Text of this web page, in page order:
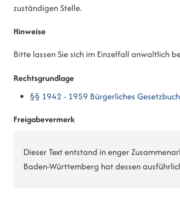
zuständigen Stelle.
Hinweise
Bitte lassen Sie sich im Einzelfall anwaltlich
Rechtsgrundlage
§§ 1942 - 1959 Bürgerliches
Freigabevermerk
Dieser Text entstand in enger
Baden-Württemberg hat dessen